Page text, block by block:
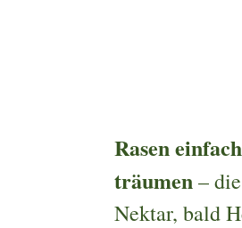
Rasen
träumen–
Nektar, bald